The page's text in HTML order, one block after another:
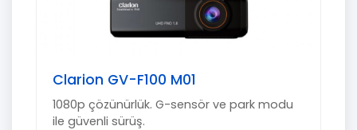
Clarion GV-F100 M01
1080p çözünürlük. G-sensör ve park modu
ile güvenli sürüş.